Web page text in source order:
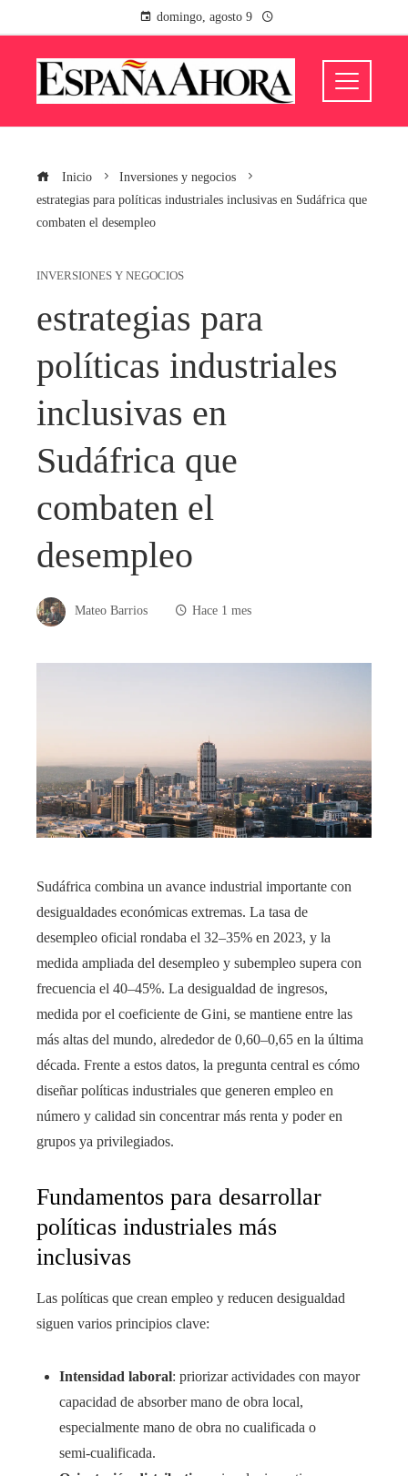
domingo, agosto 9
Inicio
Inversiones y negocios
estrategias para políticas industriales inclusivas en Sudáfrica que
combaten el desempleo
INVERSIONES Y NEGOCIOS
estrategias para
políticas industriales
inclusivas en
Sudáfrica que
combaten el
desempleo
Mateo Barrios Hace 1 mes
Sudáfrica combina un avance industrial importante con
desigualdades económicas extremas. La tasa de
desempleo oficial rondaba el 32–35% en 2023, y la
medida ampliada del desempleo y subempleo supera con
frecuencia el 40–45%. La desigualdad de ingresos,
medida por el coeficiente de Gini, se mantiene entre las
más altas del mundo, alrededor de 0,60–0,65 en la última
década. Frente a estos datos, la pregunta central es cómo
diseñar políticas industriales que generen empleo en
número y calidad sin concentrar más renta y poder en
grupos ya privilegiados.
Fundamentos para desarrollar
políticas industriales más
inclusivas
Las políticas que crean empleo y reducen desigualdad
siguen varios principios clave:
Intensidad laboral: priorizar actividades con mayor
capacidad de absorber mano de obra local,
especialmente mano de obra no cualificada o
semi‑cualificada.